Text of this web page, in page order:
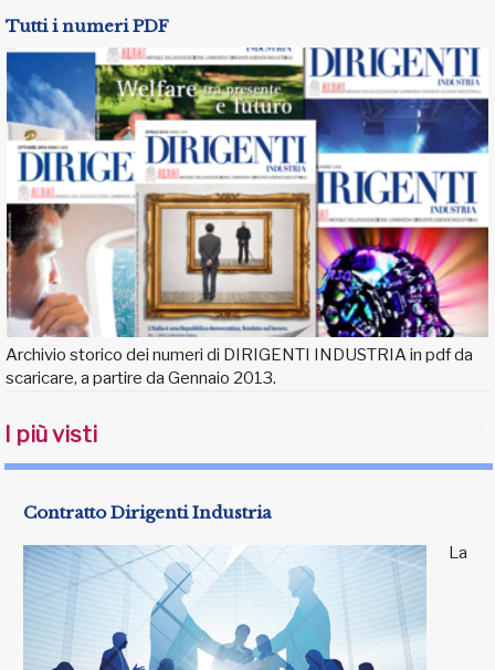
Tutti i numeri PDF
Archivio storico dei numeri di DIRIGENTI INDUSTRIA in pdf da
scaricare, a partire da Gennaio 2013.
I più visti
Contratto Dirigenti Industria
La